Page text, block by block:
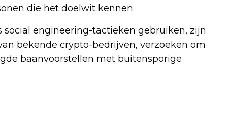
die het doelwit kennen.
social engineering-tactieken gebruiken, zijn
bekende crypto-bedrijven, verzoeken om
baanvoorstellen met buitensporige